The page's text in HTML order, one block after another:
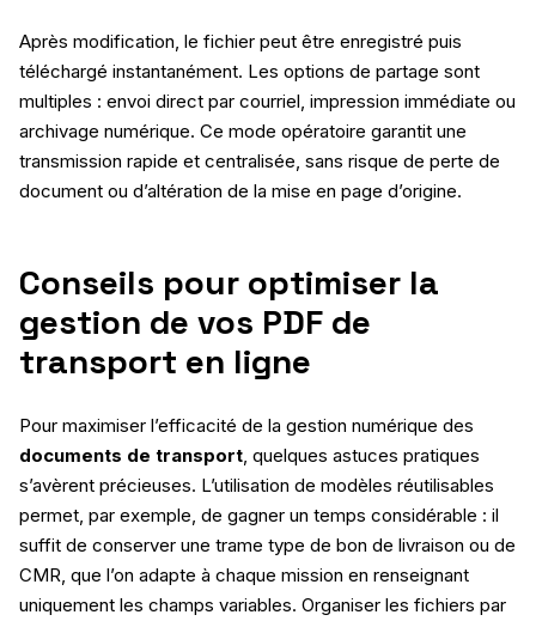
Après modification, le fichier peut être enregistré puis
téléchargé instantanément. Les options de partage sont
multiples : envoi direct par courriel, impression immédiate ou
archivage numérique. Ce mode opératoire garantit une
transmission rapide et centralisée, sans risque de perte de
document ou d’altération de la mise en page d’origine.
Conseils pour optimiser la
gestion de vos PDF de
transport en ligne
Pour maximiser l’efficacité de la gestion numérique des
documents de transport , quelques astuces pratiques
s’avèrent précieuses. L’utilisation de modèles réutilisables
permet, par exemple, de gagner un temps considérable : il
suffit de conserver une trame type de bon de livraison ou de
CMR, que l’on adapte à chaque mission en renseignant
uniquement les champs variables. Organiser les fichiers par